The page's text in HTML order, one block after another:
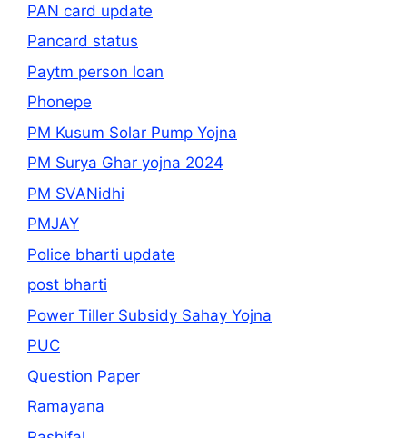
PAN card update
Pancard status
Paytm person loan
Phonepe
PM Kusum Solar Pump Yojna
PM Surya Ghar yojna 2024
PM SVANidhi
PMJAY
Police bharti update
post bharti
Power Tiller Subsidy Sahay Yojna
PUC
Question Paper
Ramayana